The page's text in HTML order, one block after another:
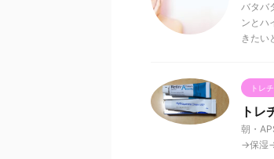
バタバ
ンとハ
きたい
トレ
トレ
朝・
→保湿